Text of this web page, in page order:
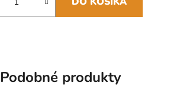
Podobné produkty